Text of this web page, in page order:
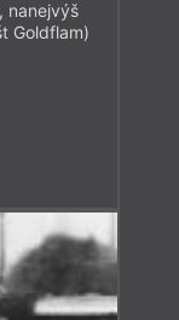
nanejvýš
Goldflam)